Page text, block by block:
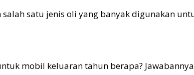
salah satu jenis oli yang banyak digunakan
mobil keluaran tahun berapa?